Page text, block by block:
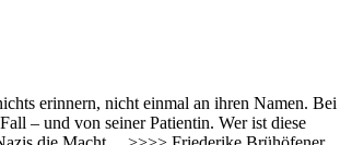
erinnern, nicht einmal an ihren Namen. Bei
– und von seiner Patientin. Wer ist diese